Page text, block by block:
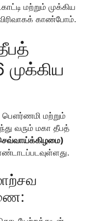
மற்றும் முக்கிய
காண்போம்.
முக்கிய
மற்றும்
வரும் மகா தீபத்